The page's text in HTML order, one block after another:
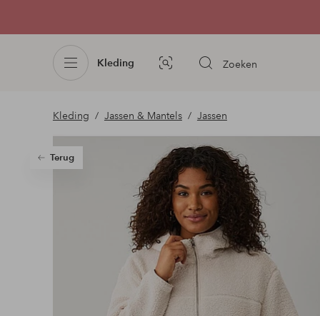
Kleding
Afbeelding
Zoeken
Kleding Jassen & Mantels Jassen
Terug